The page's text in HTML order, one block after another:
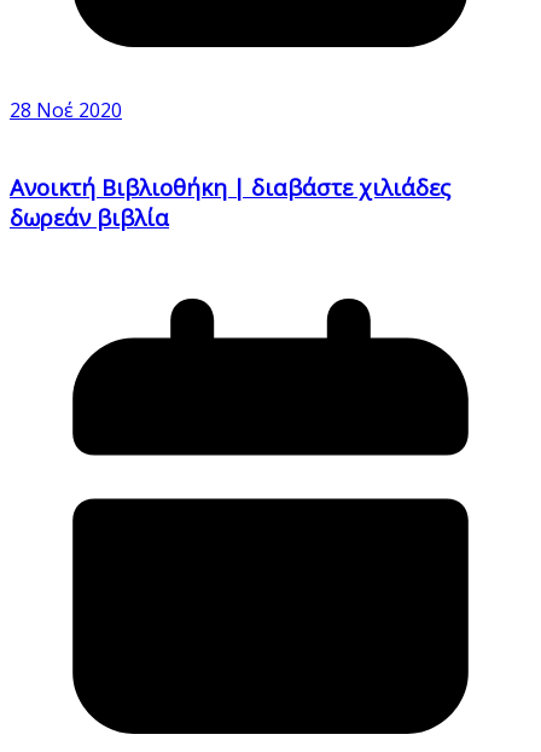
28 Νοέ 2020
Ανοικτή Βιβλιοθήκη | διαβάστε χιλιάδες
δωρεάν βιβλία